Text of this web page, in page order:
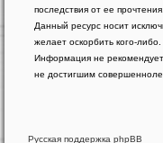
последствия от ее прочтения.
Данный ресурс носит
желает оскорбить кого-либо.
Информация не
не достигшим
на
основе
phpBB®
Forum
Software
Русская поддержка phpBB